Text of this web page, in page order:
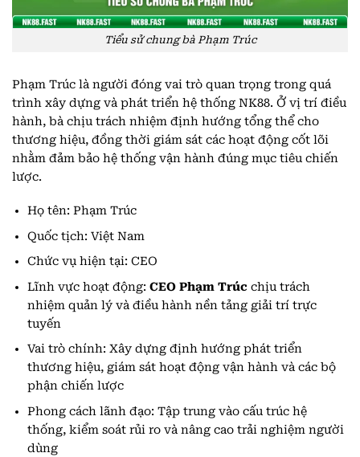
Tiểu sử chung bà Phạm Trúc
Phạm Trúc là người đóng vai trò quan trọng trong quá
trình xây dựng và phát triển hệ thống NK88. Ở vị trí điều
hành, bà chịu trách nhiệm định hướng tổng thể cho
thương hiệu, đồng thời giám sát các hoạt động cốt lõi
nhằm đảm bảo hệ thống vận hành đúng mục tiêu chiến
lược.
Họ tên: Phạm Trúc
Quốc tịch: Việt Nam
Chức vụ hiện tại: CEO
Lĩnh vực hoạt động: CEO Phạm Trúc chịu trách
nhiệm quản lý và điều hành nền tảng giải trí trực
tuyến
Vai trò chính: Xây dựng định hướng phát triển
thương hiệu, giám sát hoạt động vận hành và các bộ
phận chiến lược
Phong cách lãnh đạo: Tập trung vào cấu trúc hệ
thống, kiểm soát rủi ro và nâng cao trải nghiệm người
dùng